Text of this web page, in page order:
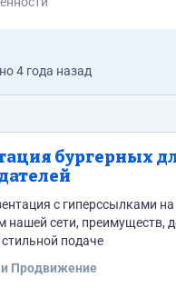
4 года назад
бургерных
с гиперссылками
нашей сети, преимуществ,
подаче
и Продвижение